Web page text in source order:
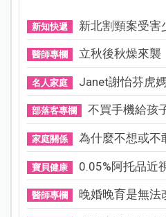
新知快遞 新北割頸案受害
醫師專欄 立秋後秋燥來襲
名人家庭 Janet謝怡芬虎
部落客專欄 不買手機給孩
家庭關係 為什麼不想或不
寶貝健康 0.05%阿托品近
醫師專欄 晚婚晚育是無法